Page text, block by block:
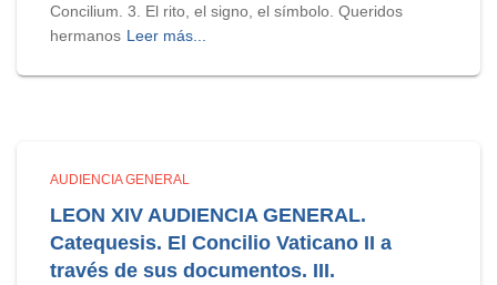
Concilium. 3. El rito, el signo, el símbolo. Queridos
hermanos Leer más...
AUDIENCIA GENERAL
LEON XIV AUDIENCIA GENERAL.
Catequesis. El Concilio Vaticano II a
través de sus documentos. III.